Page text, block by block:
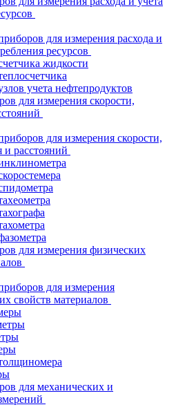
для измерения расхода и
ресурсов
жидкости
учета нефтепродуктов
для измерения скорости,
для измерения скорости,
и расстояний
для измерения физических
для измерения
свойств материалов
для механических и